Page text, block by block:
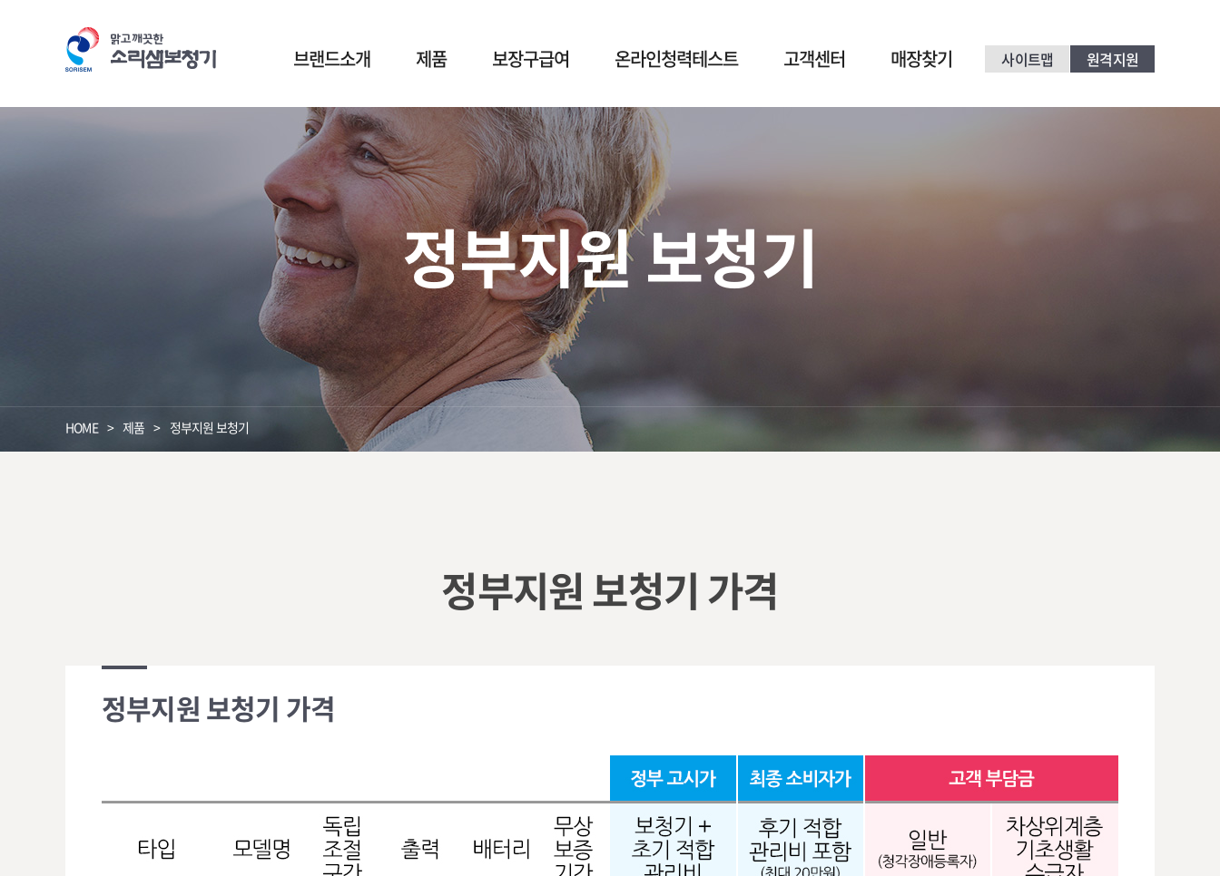
브랜드소개 제품 보장구급여 온라인청력테스트 고객센터 매장찾기 사이트맵 원격지원
정부지원 보청기
HOME 제품 정부지원 보청기
정부지원 보청기 가격
정부지원 보청기 가격